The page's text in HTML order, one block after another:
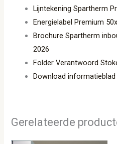
Lijntekening Spartherm
Energielabel Premium
Brochure Spartherm
2026
Folder Verantwoord
Download informatieblad
Gerelateerde